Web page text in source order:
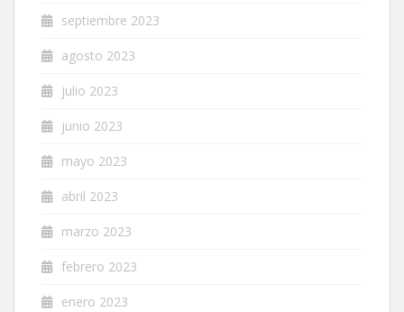
septiembre 2023
agosto 2023
julio 2023
junio 2023
mayo 2023
abril 2023
marzo 2023
febrero 2023
enero 2023